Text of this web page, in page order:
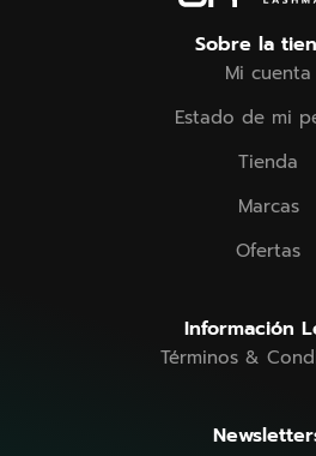
Sobre la
Mi cuenta
Estado de mi
Tienda
Marcas
Ofertas
Información
Términos &